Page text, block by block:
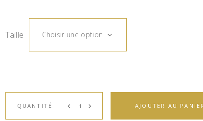
Taille Choisir une option
QUANTITÉ AJOUTER AU